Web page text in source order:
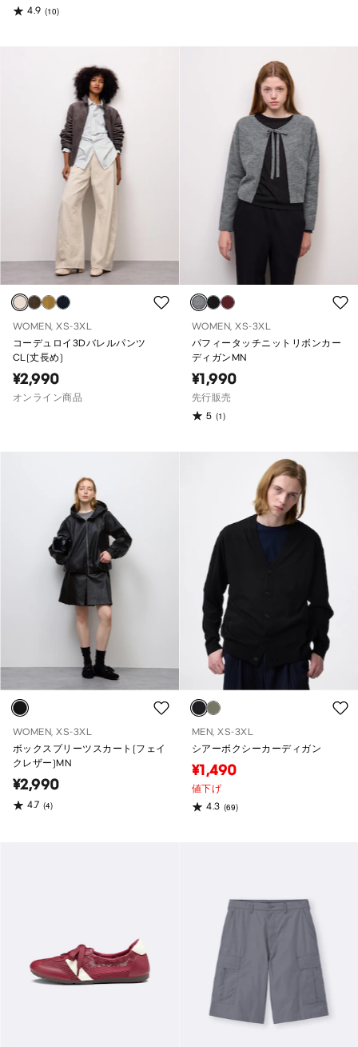
4.9 (10)
WOMEN, XS-3XL
コーデュロイ3Dバレルパンツ
CL(丈長め)
¥2,990
オンライン商品
WOMEN, XS-3XL
パフィータッチニットリボンカー
ディガンMN
¥1,990
先行販売
5 (1)
WOMEN, XS-3XL
ボックスプリーツスカート(フェイ
クレザー)MN
¥2,990
4.7 (4)
MEN, XS-3XL
シアーボクシーカーディガン
¥1,490
値下げ
4.3 (69)